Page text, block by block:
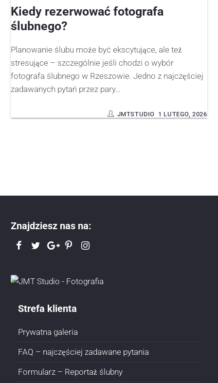
Kiedy rezerwować fotografa
ślubnego?
Planowanie ślubu może być ekscytujące, ale też
stresujące – szczególnie jeśli chodzi o wybór
fotografa ślubnego w Rzeszowie. Jedno z najczęściej
zadawanych pytań przez pary…
1 LUTEGO, 2026
JMTSTUDIO
Znajdziesz nas na:
Strefa klienta
Prywatna galeria
FAQ – najczęściej zadawane pytania
Formularz – Reportaż ślubny